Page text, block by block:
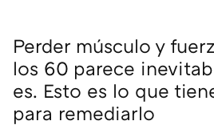
Perder músculo y
los 60 parece
es. Esto es lo que
para remediarlo